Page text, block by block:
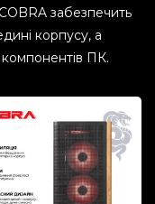
забезпечить
корпусу, а
компонентів ПК.